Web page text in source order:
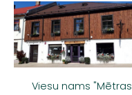
Viesu nams "Mētras